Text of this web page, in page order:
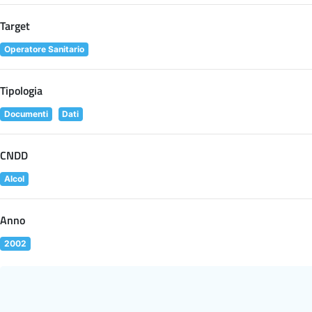
Target
Operatore Sanitario
Tipologia
Documenti Dati
CNDD
Alcol
Anno
2002